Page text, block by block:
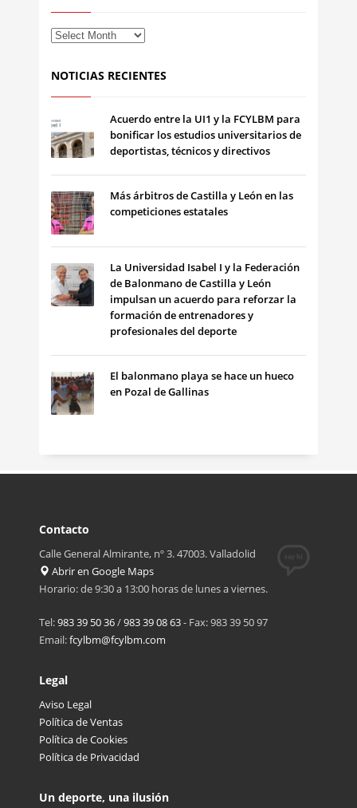
NOTICIAS RECIENTES
Acuerdo entre la UI1 y la FCYLBM para
bonificar los estudios universitarios de
deportistas, técnicos y directivos
Más árbitros de Castilla y León en las
competiciones estatales
La Universidad Isabel I y la Federación
de Balonmano de Castilla y León
impulsan un acuerdo para reforzar la
formación de entrenadores y
profesionales del deporte
El balonmano playa se hace un hueco
en Pozal de Gallinas
Contacto
Calle General Almirante, nº 3. 47003. Valladolid
Abrir en Google Maps
Horario: de 9:30 a 13:00 horas de lunes a viernes.
Tel:983 39 50 36/983 39 08 63- Fax: 983 39 50 97
Email:fcylbm@fcylbm.com
Legal
Aviso Legal
Política de Ventas
Política de Cookies
Política de Privacidad
Un deporte, una ilusión